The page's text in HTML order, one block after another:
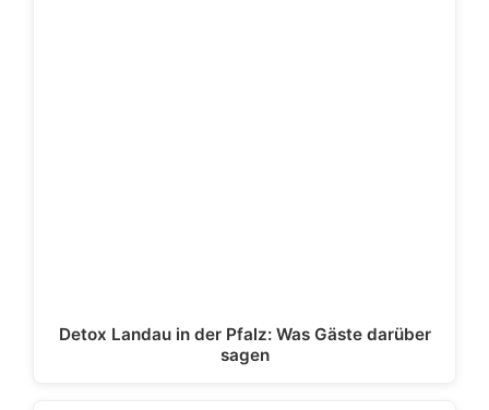
Detox Landau in der Pfalz: Was Gäste darüber
sagen